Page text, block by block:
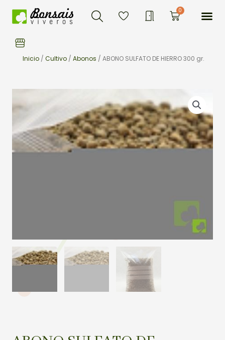
Buscar 0Carrito
Inicio / Cultivo / Abonos / ABONO SULFATO DE HIERRO 300 gr.